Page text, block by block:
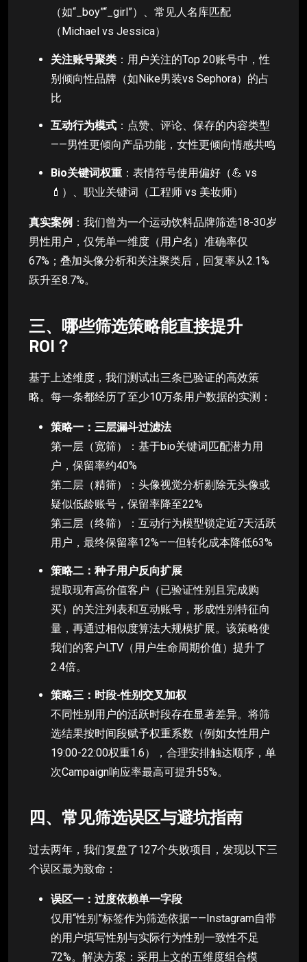
（如“_boy”“_girl”）、常见人名库匹配
（Michael vs Jessica）
关注账号聚类 ：用户关注的Top 20账号中，性
别倾向性品牌（如Nike男装vs Sephora）的占
比
互动行为模式 ：点赞、评论、保存的内容类型
——男性更倾向产品功能，女性更倾向情感共鸣
Bio关键词权重 ：表情符号使用偏好（💪 vs
💄）、职业关键词（工程师 vs 美妆师）
真实案例 ：我们曾为一个运动饮料品牌筛选18-30岁
男性用户，仅凭单一维度（用户名）准确率仅
67%；叠加头像分析和关注聚类后，回复率从2.1%
跃升至8.7%。
三、哪些筛选策略能直接提升
ROI？
基于上述维度，我们测试出三条已验证的高效策
略。每一条都经历了至少10万条用户数据的实测：
策略一：三层漏斗过滤法
第一层（宽筛）：基于bio关键词匹配潜力用
户，保留率约40%
第二层（精筛）：头像视觉分析剔除无头像或
疑似低龄账号，保留率降至22%
第三层（终筛）：互动行为模型锁定近7天活跃
用户，最终保留率12%——但转化成本降低63%
策略二：种子用户反向扩展
提取现有高价值客户（已验证性别且完成购
买）的关注列表和互动账号，形成性别特征向
量，再通过相似度算法大规模扩展。该策略使
我们的客户LTV（用户生命周期价值）提升了
2.4倍。
策略三：时段-性别交叉加权
不同性别用户的活跃时段存在显著差异。将筛
选结果按时间段赋予权重系数（例如女性用户
19:00-22:00权重1.6），合理安排触达顺序，单
次Campaign响应率最高可提升55%。
四、常见筛选误区与避坑指南
过去两年，我们复盘了127个失败项目，发现以下三
个误区最为致命：
误区一：过度依赖单一字段
仅用“性别”标签作为筛选依据——Instagram自带
的用户填写性别与实际行为性别一致性不足
72%。解决方案：采用上文的五维度组合模